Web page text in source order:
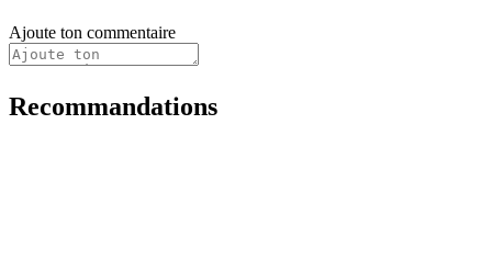
Ajoute ton commentaire
Recommandations